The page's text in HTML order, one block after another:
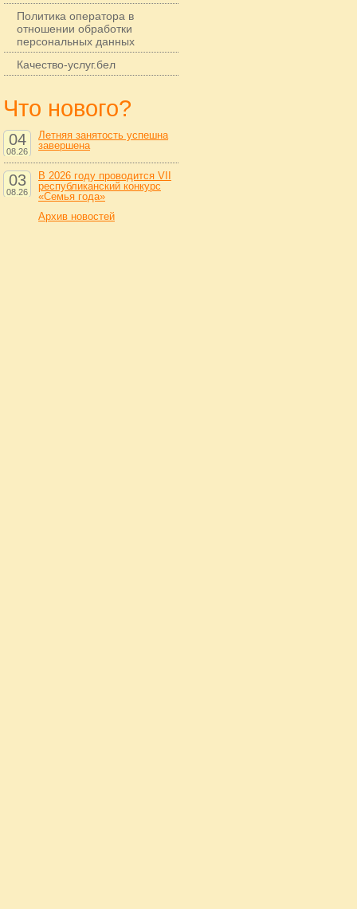
Политика оператора в
отношении обработки
персональных данных
Качество-услуг.бел
Что нового?
04
08.26
Летняя занятость успешна
завершена
03
08.26
В 2026 году проводится VII
республиканский конкурс
«Семья года»
Архив новостей